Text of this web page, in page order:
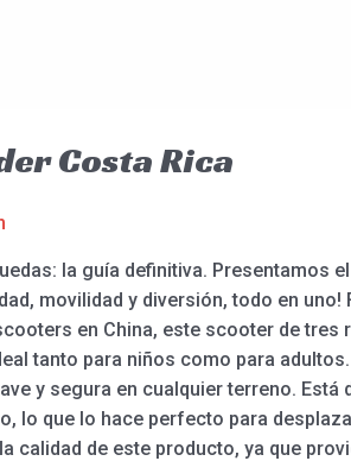
Costa Rica
la guía definitiva. Presentamos
movilidad y diversión, todo en
en China, este scooter de tres
tanto para niños como para
y segura en cualquier terreno. Está
lo que lo hace perfecto para
calidad de este producto, ya que